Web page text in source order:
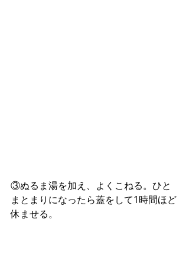
③ぬるま湯を加え、よくこねる。ひと
まとまりになったら蓋をして1時間ほど
休ませる。